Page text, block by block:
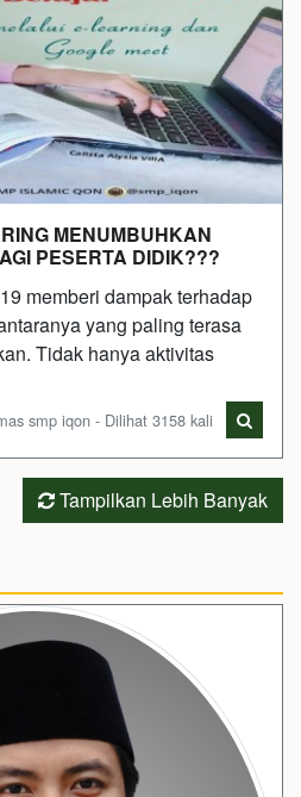
MENUMBUHKAN
PESERTA DIDIK???
memberi dampak terhadap
yang paling terasa
Tidak hanya aktivitas
smp iqon - Dilihat 3158 kali
Tampilkan Lebih Banyak